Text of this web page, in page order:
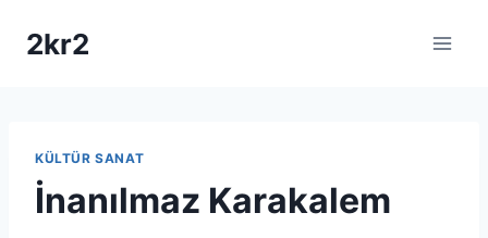
2kr2
KÜLTÜR SANAT
İnanılmaz Karakalem